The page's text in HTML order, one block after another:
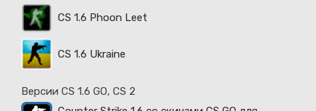
CS 1.6 Phoon Leet
CS 1.6 Ukraine
Версии CS 1.6 GO, CS 2